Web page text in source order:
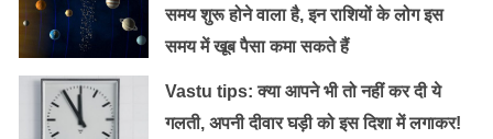
समय शुरू होने वाला है, इन राशियों के लोग इस
समय में खूब पैसा कमा सकते हैं
Vastu tips: क्या आपने भी तो नहीं कर दी ये
गलती, अपनी दीवार घड़ी को इस दिशा में लगाकर!